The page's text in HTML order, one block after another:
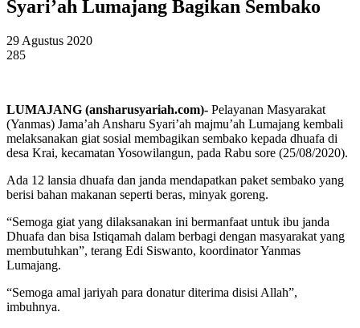
Syari’ah Lumajang Bagikan Sembako
29 Agustus 2020
285
LUMAJANG (ansharusyariah.com)- Pelayanan Masyarakat
(Yanmas) Jama’ah Ansharu Syari’ah majmu’ah Lumajang kembali
melaksanakan giat sosial membagikan sembako kepada dhuafa di
desa Krai, kecamatan Yosowilangun, pada Rabu sore (25/08/2020).
Ada 12 lansia dhuafa dan janda mendapatkan paket sembako yang
berisi bahan makanan seperti beras, minyak goreng.
“Semoga giat yang dilaksanakan ini bermanfaat untuk ibu janda
Dhuafa dan bisa Istiqamah dalam berbagi dengan masyarakat yang
membutuhkan”, terang Edi Siswanto, koordinator Yanmas
Lumajang.
“Semoga amal jariyah para donatur diterima disisi Allah”,
imbuhnya.